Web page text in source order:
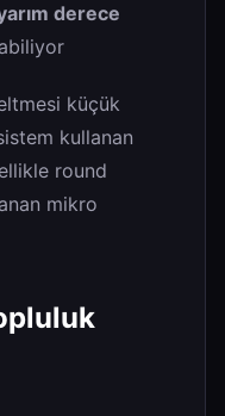
derece
küçük
kullanan
round
mikro